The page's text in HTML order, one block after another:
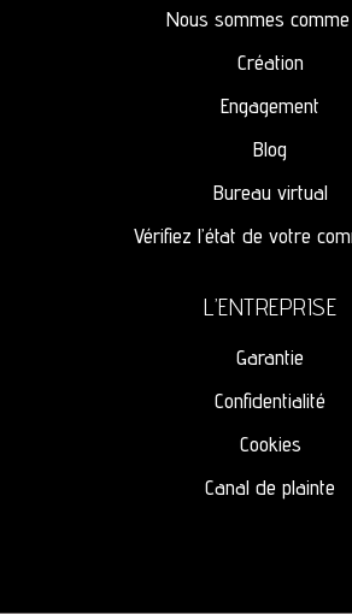
Nous sommes
Création
Engagement
Blog
Bureau virtual
Vérifiez l’état de votre
L’ENTREPRISE
Garantie
Confidentialité
Cookies
Canal de plainte